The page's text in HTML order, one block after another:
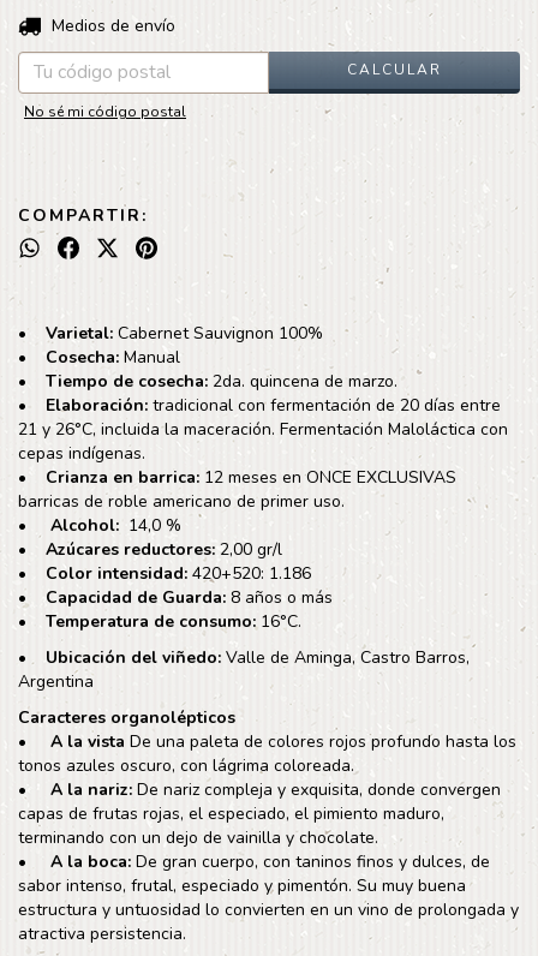
Entregas para el CP: CAMBIAR CP
Medios de envío
CALCULAR
No sé mi código postal
COMPARTIR:
• Varietal: Cabernet Sauvignon 100%
• Cosecha: Manual
• Tiempo de cosecha: 2da. quincena de marzo.
• Elaboración: tradicional con fermentación de 20 días entre
21 y 26°C, incluida la maceración. Fermentación Maloláctica con
cepas indígenas.
• Crianza en barrica: 12 meses en ONCE EXCLUSIVAS
barricas de roble americano de primer uso.
• Alcohol: 14,0 %
• Azúcares reductores: 2,00 gr/l
• Color intensidad: 420+520: 1.186
• Capacidad de Guarda: 8 años o más
• Temperatura de consumo: 16°C.
• Ubicación del viñedo: Valle de Aminga, Castro Barros,
Argentina
Caracteres organolépticos
• A la vista De una paleta de colores rojos profundo hasta los
tonos azules oscuro, con lágrima coloreada.
• A la nariz: De nariz compleja y exquisita, donde convergen
capas de frutas rojas, el especiado, el pimiento maduro,
terminando con un dejo de vainilla y chocolate.
• A la boca: De gran cuerpo, con taninos finos y dulces, de
sabor intenso, frutal, especiado y pimentón. Su muy buena
estructura y untuosidad lo convierten en un vino de prolongada y
atractiva persistencia.